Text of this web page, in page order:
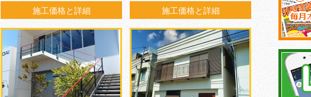
施工価格と詳細 施工価格と詳細